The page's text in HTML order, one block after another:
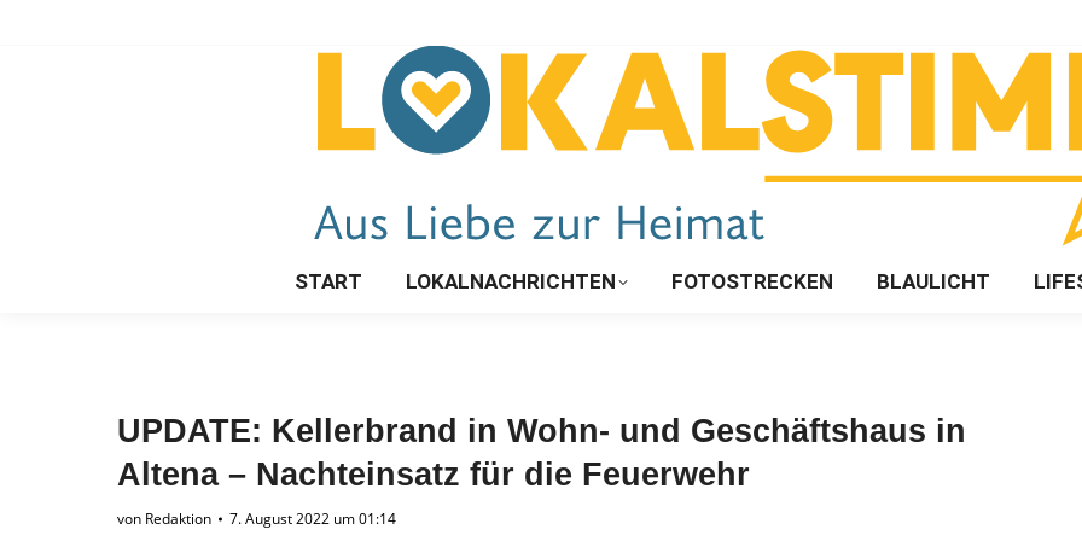
START LOKALNACHRICHTEN FOTOSTRECKEN BLAULICHT
UPDATE: Kellerbrand in Wohn- und Geschäftshaus in
Altena – Nachteinsatz für die Feuerwehr
von Redaktion 7. August 2022 um 01:14